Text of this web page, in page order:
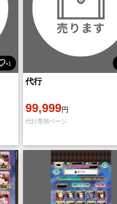
×1
代行
99,999円
代行専用ページ